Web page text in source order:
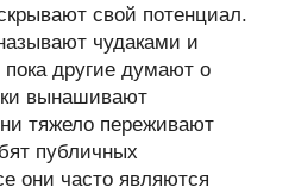
свой потенциал.
чудаками и
другие думают о
вынашивают
тяжело переживают
публичных
они часто являются